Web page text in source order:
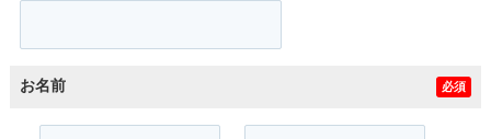
お名前 必須